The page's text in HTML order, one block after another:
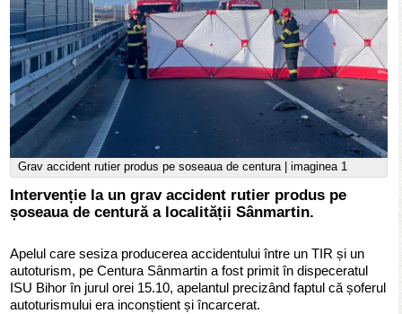
Grav accident rutier produs pe soseaua de centura | imaginea 1
Intervenție la un grav accident rutier produs pe
șoseaua de centură a localității Sânmartin.
Apelul care sesiza producerea accidentului între un TIR și un
autoturism, pe Centura Sânmartin a fost primit în dispeceratul
ISU Bihor în jurul orei 15.10, apelantul precizând faptul că șoferul
autoturismului era inconștient și încarcerat.